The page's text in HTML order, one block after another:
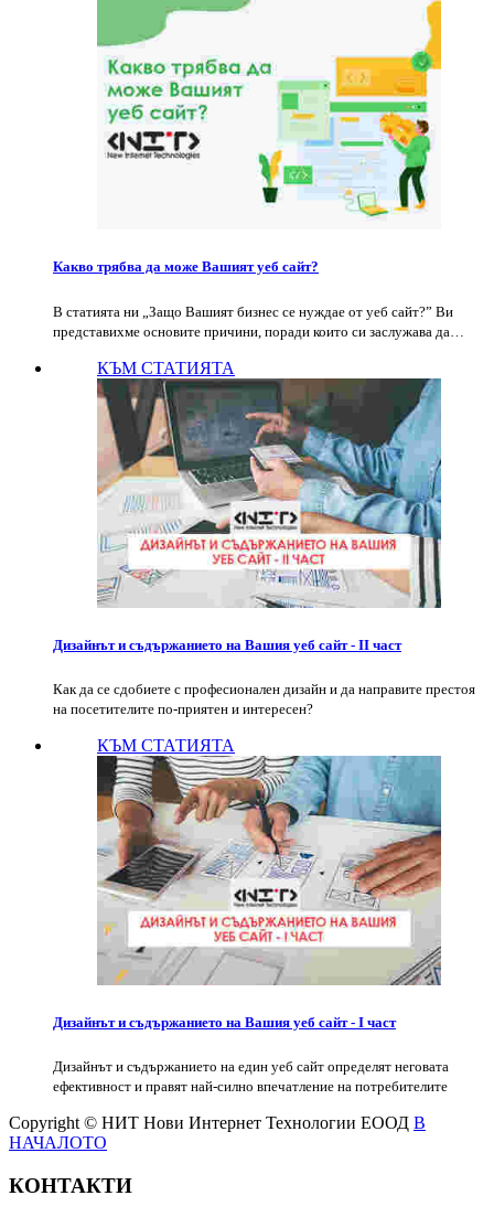
Какво трябва да може Вашият уеб сайт?
В статията ни „Защо Вашият бизнес се нуждае от уеб сайт?” Ви
представихме основите причини, поради които си заслужава да…
КЪМ СТАТИЯТА
Дизайнът и съдържанието на Вашия уеб сайт - II част
Как да се сдобиете с професионален дизайн и да направите престоя
на посетителите по-приятен и интересен?
КЪМ СТАТИЯТА
Дизайнът и съдържанието на Вашия уеб сайт - I част
Дизайнът и съдържанието на един уеб сайт определят неговата
ефективност и правят най-силно впечатление на потребителите
Copyright © НИТ Нови Интернет Технологии ЕООД В
НАЧАЛОТО
КОНТАКТИ